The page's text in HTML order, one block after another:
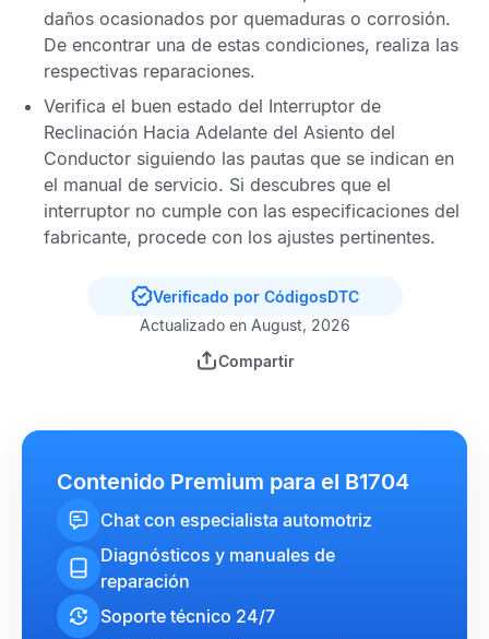
daños ocasionados por quemaduras o corrosión.
De encontrar una de estas condiciones, realiza las
respectivas reparaciones.
Verifica el buen estado del Interruptor de
Reclinación Hacia Adelante del Asiento del
Conductor siguiendo las pautas que se indican en
el manual de servicio. Si descubres que el
interruptor no cumple con las especificaciones del
fabricante, procede con los ajustes pertinentes.
Verificado por CódigosDTC
Actualizado en August, 2026
Compartir
Contenido Premium para el B1704
Chat con especialista automotriz
Diagnósticos y manuales de
reparación
Soporte técnico 24/7